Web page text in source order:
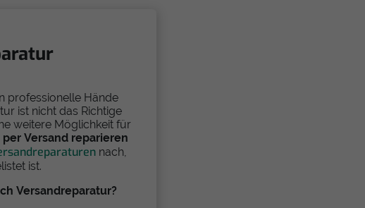
professionelle Hände
ist nicht das Richtige
weitere Möglichkeit für
per Versand reparieren
nach,
ist.
Versandreparatur?